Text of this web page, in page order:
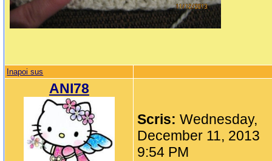
Inapoi sus
ANI78
Scris:Wednesday,
December 11, 2013
9:54 PM